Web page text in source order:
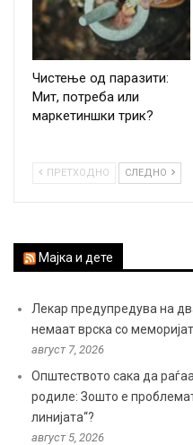
Чистење од паразити:
Мит, потреба или
маркетиншки трик?
ПРЕТХОДНО СЛЕДНО
Мајка и дете
Лекар предупредува на
немаат врска со
август 7, 2026
Општеството сака да
родиле: Зошто е
линијата“?
август 5, 2026